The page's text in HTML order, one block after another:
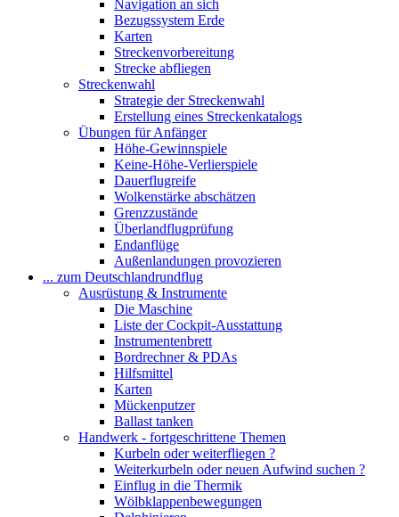
Navigation an sich
Bezugssystem Erde
Karten
Streckenvorbereitung
Strecke abfliegen
Streckenwahl
Strategie der Streckenwahl
Erstellung eines Streckenkatalogs
Übungen für Anfänger
Höhe-Gewinnspiele
Keine-Höhe-Verlierspiele
Dauerflugreife
Wolkenstärke abschätzen
Grenzzustände
Überlandflugprüfung
Endanflüge
Außenlandungen provozieren
... zum Deutschlandrundflug
Ausrüstung & Instrumente
Die Maschine
Liste der Cockpit-Ausstattung
Instrumentenbrett
Bordrechner & PDAs
Hilfsmittel
Karten
Mückenputzer
Ballast tanken
Handwerk - fortgeschrittene Themen
Kurbeln oder weiterfliegen ?
Weiterkurbeln oder neuen Aufwind suchen ?
Einflug in die Thermik
Wölbklappenbewegungen